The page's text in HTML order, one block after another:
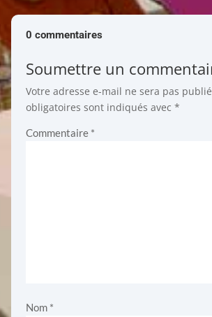
0 commentaires
Soumettre un
Votre adresse e-mail ne sera pas
obligatoires sont indiqués avec *
Commentaire *
Nom *